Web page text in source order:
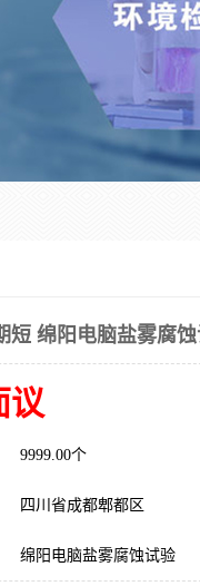
短 绵阳电脑盐雾腐
议
9999.00个
四川省成都郫都区
绵阳电脑盐雾腐蚀试验